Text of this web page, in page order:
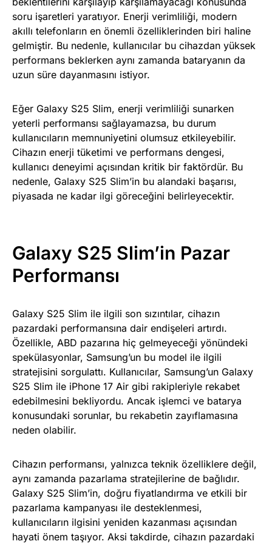
soru işaretleri yaratıyor. Enerji verimliliği, modern
akıllı telefonların en önemli özelliklerinden biri haline
gelmiştir. Bu nedenle, kullanıcılar bu cihazdan yüksek
performans beklerken aynı zamanda bataryanın da
uzun süre dayanmasını istiyor.
Eğer Galaxy S25 Slim, enerji verimliliği sunarken
yeterli performansı sağlayamazsa, bu durum
kullanıcıların memnuniyetini olumsuz etkileyebilir.
Cihazın enerji tüketimi ve performans dengesi,
kullanıcı deneyimi açısından kritik bir faktördür. Bu
nedenle, Galaxy S25 Slim’in bu alandaki başarısı,
piyasada ne kadar ilgi göreceğini belirleyecektir.
Galaxy S25 Slim’in Pazar
Performansı
Galaxy S25 Slim ile ilgili son sızıntılar, cihazın
pazardaki performansına dair endişeleri artırdı.
Özellikle, ABD pazarına hiç gelmeyeceği yönündeki
spekülasyonlar, Samsung’un bu model ile ilgili
stratejisini sorgulattı. Kullanıcılar, Samsung’un Galaxy
S25 Slim ile iPhone 17 Air gibi rakipleriyle rekabet
edebilmesini bekliyordu. Ancak işlemci ve batarya
konusundaki sorunlar, bu rekabetin zayıflamasına
neden olabilir.
Cihazın performansı, yalnızca teknik özelliklere değil,
aynı zamanda pazarlama stratejilerine de bağlıdır.
Galaxy S25 Slim’in, doğru fiyatlandırma ve etkili bir
pazarlama kampanyası ile desteklenmesi,
kullanıcıların ilgisini yeniden kazanması açısından
hayati önem taşıyor. Aksi takdirde, cihazın pazardaki